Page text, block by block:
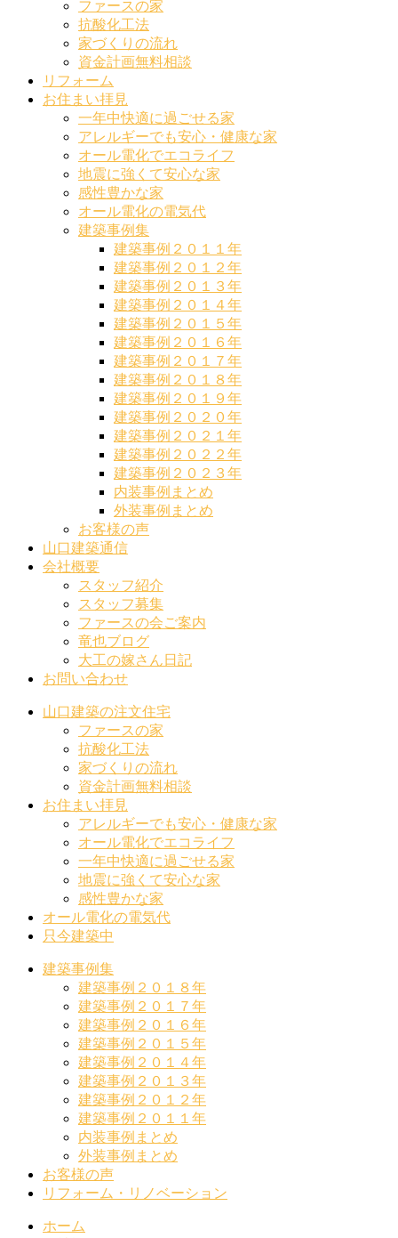
ファースの家
抗酸化工法
家づくりの流れ
資金計画無料相談
リフォーム
お住まい拝見
一年中快適に過ごせる家
アレルギーでも安心・健康な家
オール電化でエコライフ
地震に強くて安心な家
感性豊かな家
オール電化の電気代
建築事例集
建築事例２０１１年
建築事例２０１２年
建築事例２０１３年
建築事例２０１４年
建築事例２０１５年
建築事例２０１６年
建築事例２０１７年
建築事例２０１８年
建築事例２０１９年
建築事例２０２０年
建築事例２０２１年
建築事例２０２２年
建築事例２０２３年
内装事例まとめ
外装事例まとめ
お客様の声
山口建築通信
会社概要
スタッフ紹介
スタッフ募集
ファースの会ご案内
竜也ブログ
大工の嫁さん日記
お問い合わせ
山口建築の注文住宅
ファースの家
抗酸化工法
家づくりの流れ
資金計画無料相談
お住まい拝見
アレルギーでも安心・健康な家
オール電化でエコライフ
一年中快適に過ごせる家
地震に強くて安心な家
感性豊かな家
オール電化の電気代
只今建築中
建築事例集
建築事例２０１８年
建築事例２０１７年
建築事例２０１６年
建築事例２０１５年
建築事例２０１４年
建築事例２０１３年
建築事例２０１２年
建築事例２０１１年
内装事例まとめ
外装事例まとめ
お客様の声
リフォーム・リノベーション
ホーム